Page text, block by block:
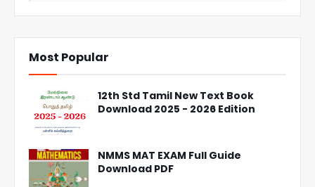
Most Popular
12th Std Tamil New Text Book
Download 2025 - 2026 Edition
NMMS MAT EXAM Full Guide
Download PDF